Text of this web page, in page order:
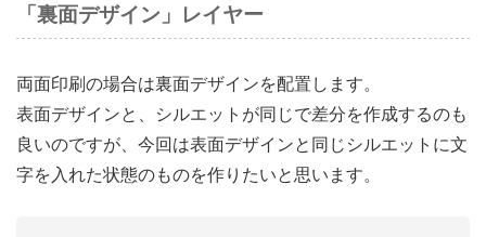
「裏面デザイン」レイヤー
両面印刷の場合は裏面デザインを配置します。
表面デザインと、シルエットが同じで差分を作成するのも
良いのですが、今回は表面デザインと同じシルエットに文
字を入れた状態のものを作りたいと思います。